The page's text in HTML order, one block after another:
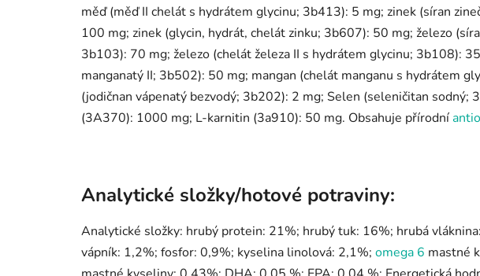
měď (měď II chelát s hydrátem glycinu; 3b413): 5 mg; zinek (síran
100 mg; zinek (glycin, hydrát, chelát zinku; 3b607): 50 mg; železo
3b103): 70 mg; železo (chelát železa II s hydrátem glycinu; 3b108):
manganatý II; 3b502): 50 mg; mangan (chelát manganu s hydrátem
(jodičnan vápenatý bezvodý; 3b202): 2 mg; Selen (seleničitan sodný;
(3A370): 1000 mg; L-karnitin (3a910): 50 mg. Obsahuje přírodní
Analytické složky/hotové potraviny:
Analytické složky: hrubý protein: 21%; hrubý tuk: 16%; hrubá
vápník: 1,2%; fosfor: 0,9%; kyselina linolová: 2,1%; omega 6 mastné